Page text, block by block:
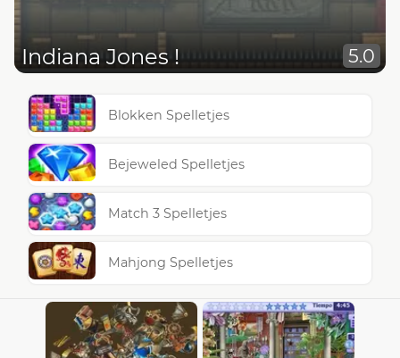
Indiana Jones ! 5.0
Blokken Spelletjes
Bejeweled Spelletjes
Match 3 Spelletjes
Mahjong Spelletjes